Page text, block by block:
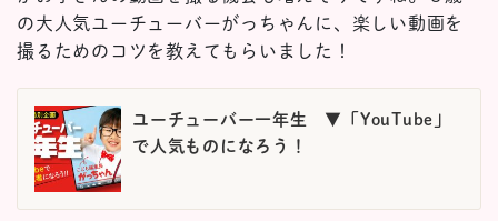
の大人気ユーチューバーがっちゃんに、楽しい動画を
撮るためのコツを教えてもらいました！
ユーチューバー一年生 ▼「YouTube」
で人気ものになろう！